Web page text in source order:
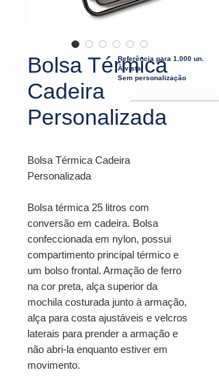
Bolsa Térmica
Cadeira
Personalizada
Bolsa Térmica Cadeira
Personalizada
Bolsa térmica 25 litros com
conversão em cadeira. Bolsa
confeccionada em nylon, possui
compartimento principal térmico e
um bolso frontal. Armação de ferro
na cor preta, alça superior da
mochila costurada junto à armação,
alça para costa ajustáveis e velcros
laterais para prender a armação e
não abri-la enquanto estiver em
movimento.
Referência para 1.000 un.
À vista
Sem personalização